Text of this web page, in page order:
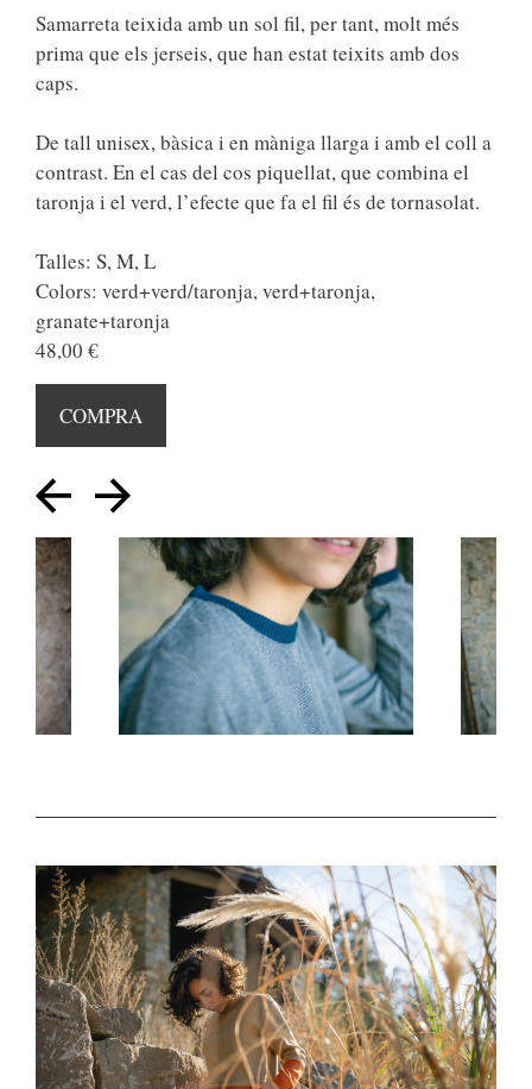
Samarreta teixida amb un sol fil, per tant, molt més
prima que els jerseis, que han estat teixits amb dos
caps.
De tall unisex, bàsica i en màniga llarga i amb el coll a
contrast. En el cas del cos piquellat, que combina el
taronja i el verd, l’efecte que fa el fil és de tornasolat.
Talles: S, M, L
Colors: verd+verd/taronja, verd+taronja,
granate+taronja
48,00 €
COMPRA